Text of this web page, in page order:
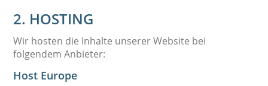
2. HOSTING
Wir hosten die Inhalte unserer Website bei
folgendem Anbieter:
Host Europe